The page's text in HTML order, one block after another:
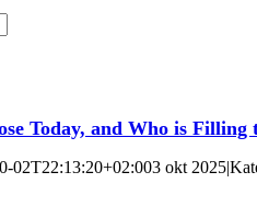
Today, and Who is Filling
02T22:13:20+02:003 okt 2025|